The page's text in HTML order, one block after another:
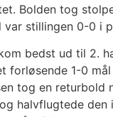
Bolden tog
var stillingen 0-0 i
bedst ud til 2.
forløsende 1-0
tog en returbold
halvflugtede den